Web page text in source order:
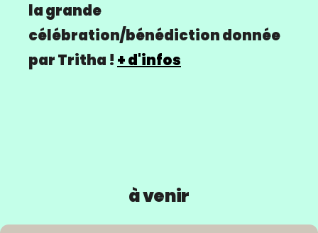
la grande
célébration/bénédiction donnée
par Tritha ! + d'infos
à venir